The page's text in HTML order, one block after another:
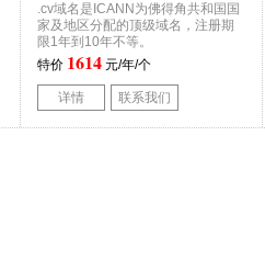
.cv域名是ICANN为佛得角共和国国
家及地区分配的顶级域名，注册期
限1年到10年不等。
特价 1614 元/年/个
详情 联系我们